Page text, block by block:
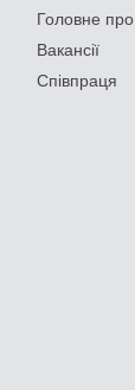
Головне
Вакансії
Співпраця